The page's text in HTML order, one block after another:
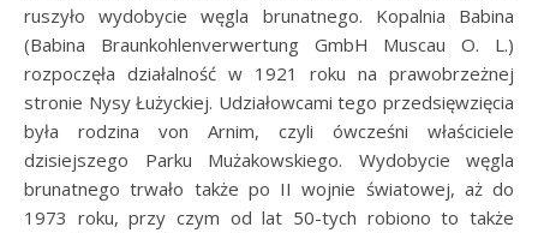
ruszyło wydobycie węgla brunatnego. Kopalnia Babina
(Babina Braunkohlenverwertung GmbH Muscau O. L.)
rozpoczęła działalność w 1921 roku na prawobrzeżnej
stronie Nysy Łużyckiej. Udziałowcami tego przedsięwzięcia
była rodzina von Arnim, czyli ówcześni właściciele
dzisiejszego Parku Mużakowskiego. Wydobycie węgla
brunatnego trwało także po II wojnie światowej, aż do
1973 roku, przy czym od lat 50-tych robiono to także